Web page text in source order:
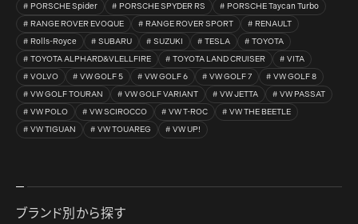
PORSCHE Spider
PORSCHE SPYDER RS
PORSCHE Taycan Turbo
RANGE ROVER EVOQUE
RANGE ROVER SPORT
RENAULT
Rolls-Royce
SUBARU SUZUKI TESLA
TOYOTA
TOYOTA ALPHARD&VLELLFIRE
TOYOTA LAND CRUISER
VITA
VOLVO
VW GOLF 5 VW GOLF 6 VW GOLF 7
VW GOLF 8
VW GOLF TOURAN
VW GOLF VARIANT VW JETTA
VW PASSAT
VW POLO
VW SCIROCCO VW T-ROC
VW THE BEETLE
VW TIGUAN
VW TOUAREG VW UP!
ブランド別から探す